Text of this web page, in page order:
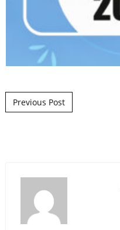
Post navigation
Previous Post